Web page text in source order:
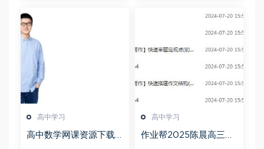
高中学习
高中数学网课资源下载
高中学习
作业帮2025陈晨高三语